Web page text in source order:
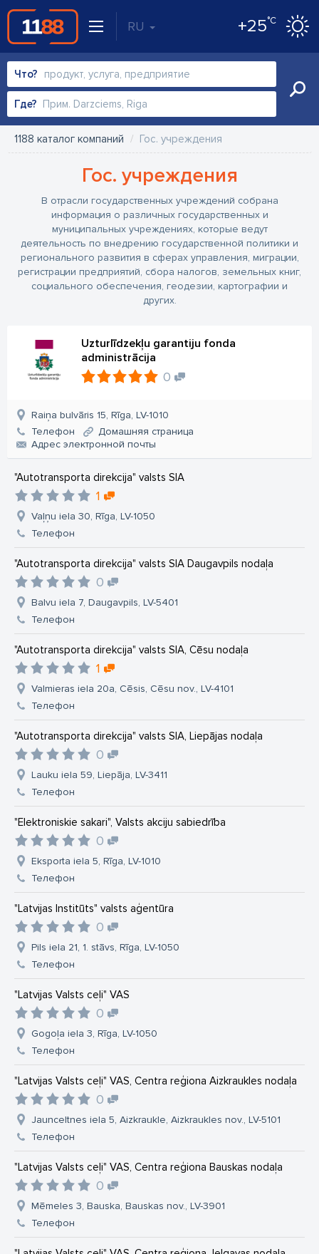
RU +25°C
Что?
Где?
1188 каталог компаний Гос. учреждения
Гос. учреждения
В отрасли государственных учреждений собрана
информация о различных государственных и
муниципальных учреждениях, которые ведут
деятельность по внедрению государственной политики и
регионального развития в сферах управления, миграции,
регистрации предприятий, сбора налогов, земельных книг,
социального обеспечения, геодезии, картографии и
других.
Uzturlīdzekļu garantiju fonda
administrācija
0
Raiņa bulvāris 15, Rīga, LV-1010
Телефон
Домашняя страница
Aдрес электронной почты
"Autotransporta direkcija" valsts SIA
1
Vaļņu iela 30, Rīga, LV-1050
Телефон
"Autotransporta direkcija" valsts SIA Daugavpils nodaļa
0
Balvu iela 7, Daugavpils, LV-5401
Телефон
"Autotransporta direkcija" valsts SIA, Cēsu nodaļa
1
Valmieras iela 20a, Cēsis, Cēsu nov., LV-4101
Телефон
"Autotransporta direkcija" valsts SIA, Liepājas nodaļa
0
Lauku iela 59, Liepāja, LV-3411
Телефон
"Elektroniskie sakari", Valsts akciju sabiedrība
0
Eksporta iela 5, Rīga, LV-1010
Телефон
"Latvijas Institūts" valsts aģentūra
0
Pils iela 21, 1. stāvs, Rīga, LV-1050
Телефон
"Latvijas Valsts ceļi" VAS
0
Gogoļa iela 3, Rīga, LV-1050
Телефон
"Latvijas Valsts ceļi" VAS, Centra reģiona Aizkraukles nodaļa
0
Jaunceltnes iela 5, Aizkraukle, Aizkraukles nov., LV-5101
Телефон
"Latvijas Valsts ceļi" VAS, Centra reģiona Bauskas nodaļa
0
Mēmeles 3, Bauska, Bauskas nov., LV-3901
Телефон